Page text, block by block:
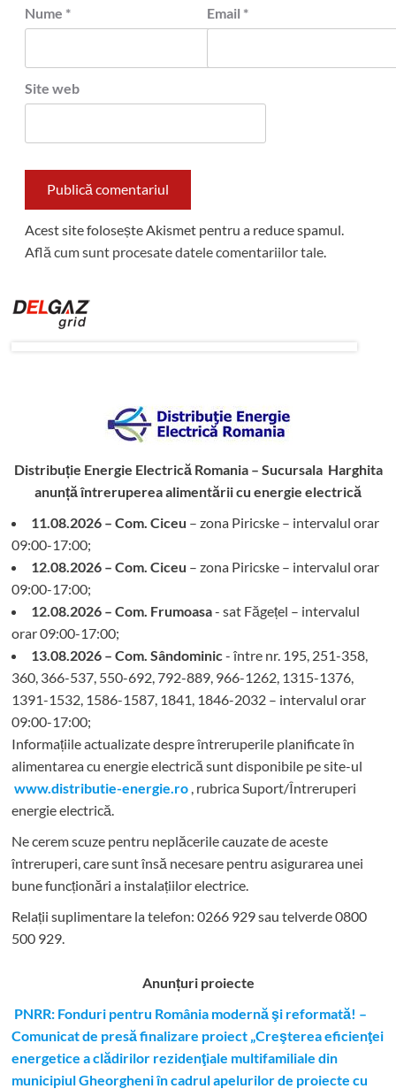
Nume * Email *
Site web
Acest site folosește Akismet pentru a reduce spamul.
Află cum sunt procesate datele comentariilor tale.
Distribuție Energie Electrică Romania – Sucursala Harghita
anunță întreruperea alimentării cu energie electrică
11.08.2026 – Com. Ciceu – zona Piricske – intervalul orar
09:00-17:00;
12.08.2026 – Com. Ciceu – zona Piricske – intervalul orar
09:00-17:00;
12.08.2026 – Com. Frumoasa- sat Făgețel – intervalul
orar 09:00-17:00;
13.08.2026 – Com. Sândominic - între nr. 195, 251-358,
360, 366-537, 550-692, 792-889, 966-1262, 1315-1376,
1391-1532, 1586-1587, 1841, 1846-2032 – intervalul orar
09:00-17:00;
Informațiile actualizate despre întreruperile planificate în
alimentarea cu energie electrică sunt disponibile pe site-ul
www.distributie-energie.ro , rubrica Suport/Întreruperi
energie electrică.
Ne cerem scuze pentru neplăcerile cauzate de aceste
întreruperi, care sunt însă necesare pentru asigurarea unei
bune funcționări a instalațiilor electrice.
Relații suplimentare la telefon: 0266 929 sau telverde 0800
500 929.
Anunțuri proiecte
PNRR: Fonduri pentru România modernă şi reformată! –
Comunicat de presă finalizare proiect „Creşterea eficienţei
energetice a clădirilor rezidenţiale multifamiliale din
municipiul Gheorgheni în cadrul apelurilor de proiecte cu